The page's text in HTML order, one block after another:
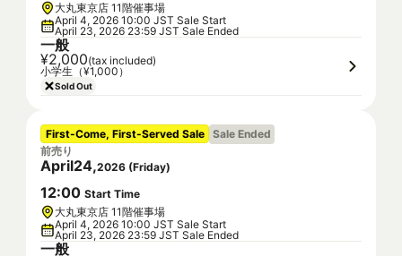
大丸東京店 11階催事場
April 4, 2026 10:00 JST Sale Start
April 23, 2026 23:59 JST Sale Ended
一般
¥2,000(tax included)
小学生（¥1,000）
Sold Out
First-Come, First-Served Sale Sale Ended
前売り
April24,2026 (Friday)
12:00 Start Time
大丸東京店 11階催事場
April 4, 2026 10:00 JST Sale Start
April 23, 2026 23:59 JST Sale Ended
一般